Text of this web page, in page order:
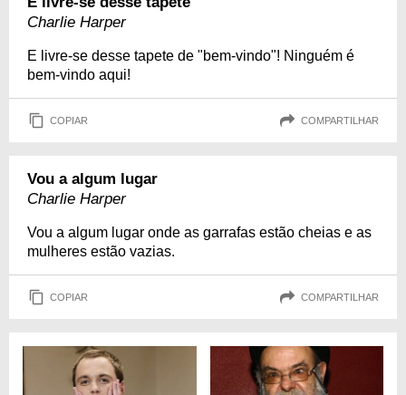
Charlie Harper
E livre-se desse tapete de "bem-vindo"! Ninguém é
bem-vindo aqui!
COPIAR COMPARTILHAR
Vou a algum lugar
Charlie Harper
Vou a algum lugar onde as garrafas estão cheias e as
mulheres estão vazias.
COPIAR COMPARTILHAR